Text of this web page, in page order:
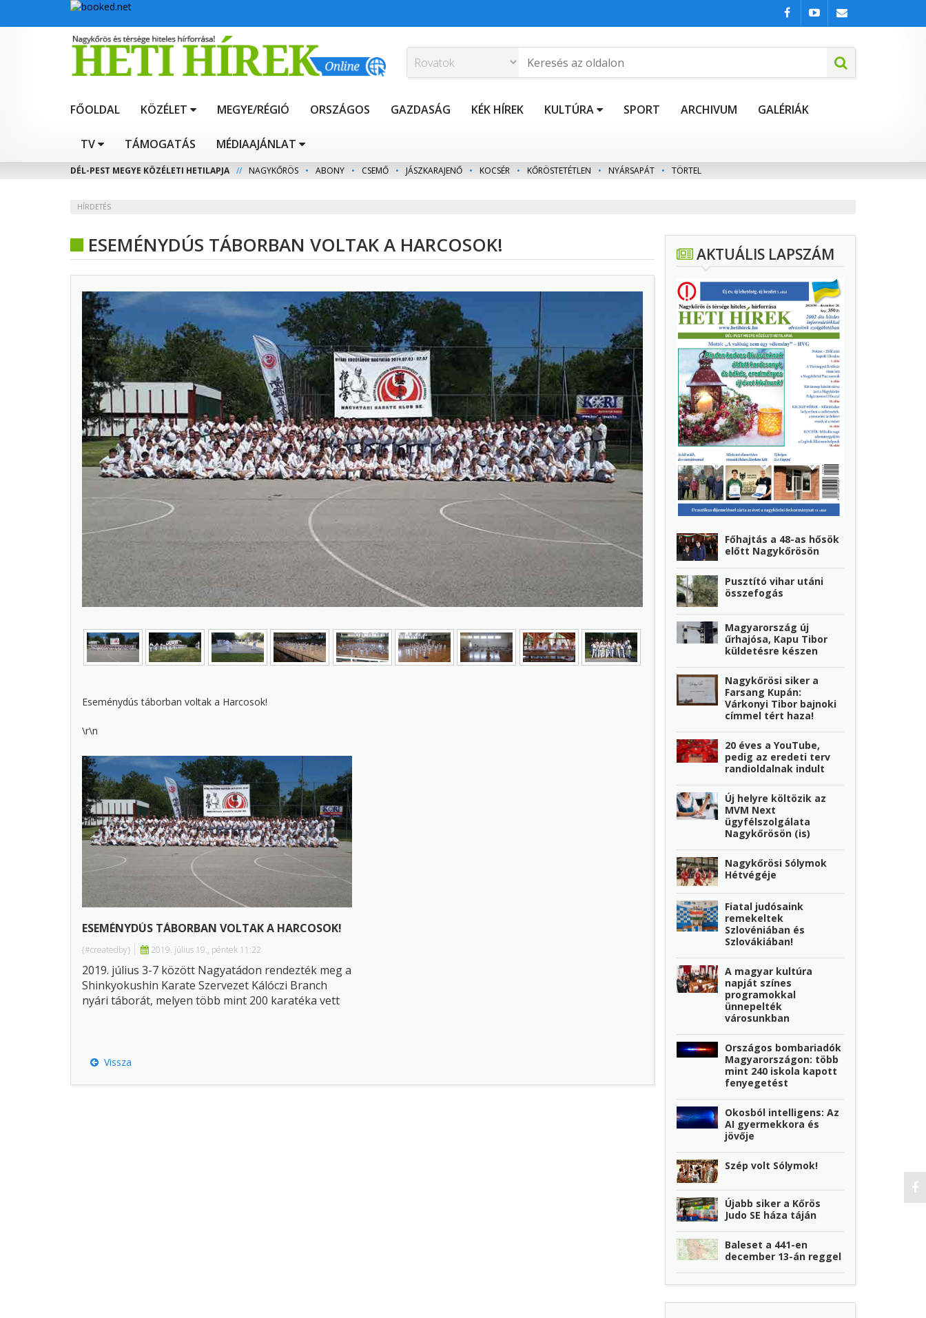
FŐOLDAL KÖZÉLET MEGYE/RÉGIÓ ORSZÁGOS GAZDASÁG KÉK HÍREK KULTÚRA SPORT ARCHIVUM GALÉRIÁK
TV TÁMOGATÁS MÉDIAAJÁNLAT
DÉL-PEST MEGYE KÖZÉLETI HETILAPJA // NAGYKŐRÖS • ABONY • CSEMŐ • JÁSZKARAJENŐ • KOCSÉR • KŐRÖSTETÉTLEN • NYÁRSAPÁT • TÖRTEL
HÍRDETÉS
ESEMÉNYDÚS TÁBORBAN VOLTAK A HARCOSOK!
Eseménydús táborban voltak a Harcosok!
\r\n
ESEMÉNYDÚS TÁBORBAN VOLTAK A HARCOSOK!
{#createdby} 2019. július 19., péntek 11:22
2019. július 3-7 között Nagyatádon rendezték meg a
Shinkyokushin Karate Szervezet Kálóczi Branch
nyári táborát, melyen több mint 200 karatéka vett
Vissza
AKTUÁLIS LAPSZÁM
Főhajtás a 48-as hősök
előtt Nagykőrösön
Pusztító vihar utáni
összefogás
Magyarország új
űrhajósa, Kapu Tibor
küldetésre készen
Nagykőrösi siker a
Farsang Kupán:
Várkonyi Tibor bajnoki
címmel tért haza!
20 éves a YouTube,
pedig az eredeti terv
randioldalnak indult
Új helyre költözik az
MVM Next
ügyfélszolgálata
Nagykőrösön (is)
Nagykőrösi Sólymok
Hétvégéje
Fiatal judósaink
remekeltek
Szlovéniában és
Szlovákiában!
A magyar kultúra
napját színes
programokkal
ünnepelték
városunkban
Országos bombariadók
Magyarországon: több
mint 240 iskola kapott
fenyegetést
Okosból intelligens: Az
AI gyermekkora és
jövője
Szép volt Sólymok!
Újabb siker a Kőrös
Judo SE háza táján
Baleset a 441-en
december 13-án reggel